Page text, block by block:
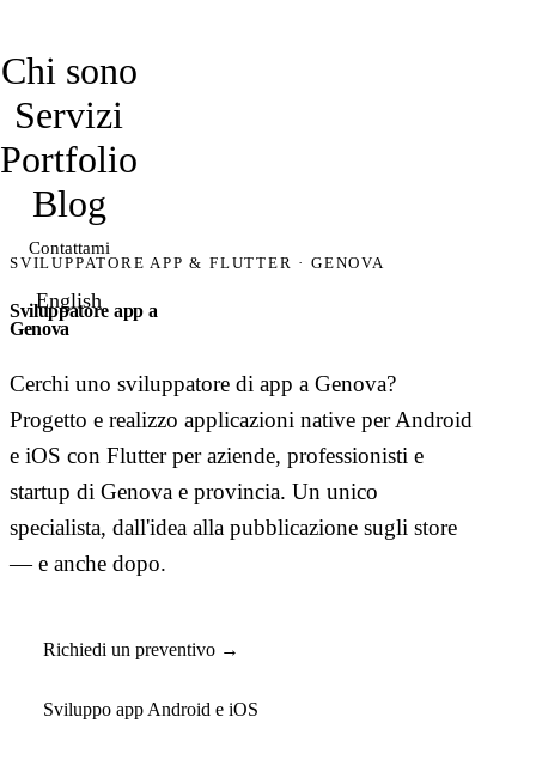
Chi sono
Servizi
Portfolio
Blog
Contattami
English
SVILUPPATORE APP & FLUTTER · GENOVA
Sviluppatore app a
Genova
Cerchi uno sviluppatore di app a Genova?
Progetto e realizzo applicazioni native per Android
e iOS con Flutter per aziende, professionisti e
startup di Genova e provincia. Un unico
specialista, dall'idea alla pubblicazione sugli store
— e anche dopo.
Richiedi un preventivo →
Sviluppo app Android e iOS